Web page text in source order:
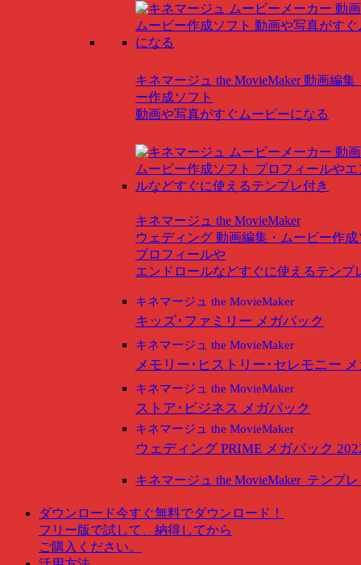
キネマージュ the MovieMaker 動画編集
ー作成ソフト
動画や写真がすぐムービーになる
キネマージュ the MovieMaker
ウェディング 動画編集・ムービー作成
プロフィールや
エンドロールなどすぐに使えるテンプ
キネマージュ the MovieMaker
キッズ･ファミリー メガパック
キネマージュ the MovieMaker
メモリー･ヒストリー･セレモニー
キネマージュ the MovieMaker
ストア･ビジネス メガパック
キネマージュ the MovieMaker
ウェディング PRIME メガパック
キネマージュ the MovieMakerテンプ
ダウンロード今すぐ無料でダウンロード！
フリー版で試して、納得してから
ご購入ください。